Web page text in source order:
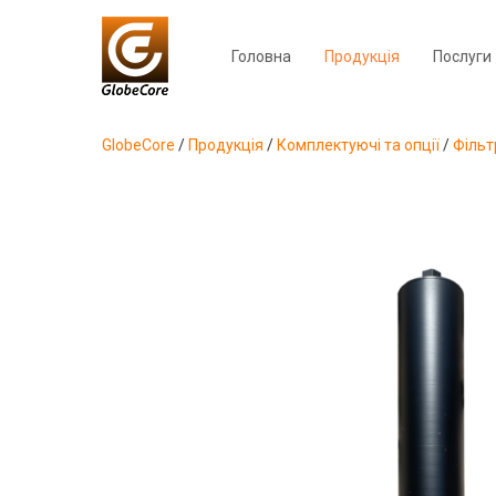
Головна Продукція Послуги
GlobeCore / Продукція / Комплектуючі та опції/